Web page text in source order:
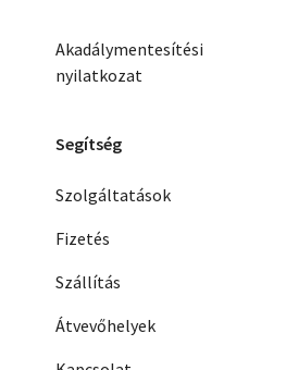
Akadálymentesítési
nyilatkozat
Segítség
Szolgáltatások
Fizetés
Szállítás
Átvevőhelyek